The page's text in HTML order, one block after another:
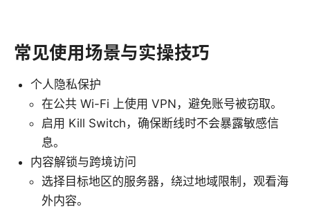
常见使用场景与实操技巧
个人隐私保护
在公共 Wi-Fi 上使用 VPN，避免账号被窃取。
启用 Kill Switch，确保断线时不会暴露敏感信
息。
内容解锁与跨境访问
选择目标地区的服务器，绕过地域限制，观看海
外内容。